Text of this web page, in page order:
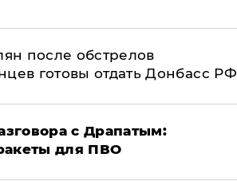
после обстрелов
готовы отдать Донбасс РФ
с Драпатым:
для ПВО